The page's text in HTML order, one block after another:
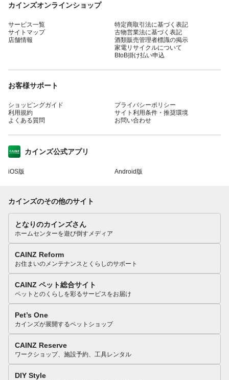
カインズオンラインショップ
サービス一覧
サイトマップ
店舗情報
特定商取引法に基づく表記
古物営業法に基づく表記
酒類販売管理者標識の掲示
家電リサイクルについて
BtoB掛け払い申込
お客様サポート
ショッピングガイド
利用規約
よくある質問
プライバシーポリシー
サイト利用条件・推奨環境
お問い合わせ
カインズ公式アプリ
iOS版 Android版
カインズのその他のサイト
となりのカインズさん
ホームセンターを遊び倒すメディア
CAINZ Reform
お住まいのメンテナンスとくらしのサポート
CAINZ ペット総合サイト
ペットとのくらしを彩るサービスをお届け
Pet’s One
カインズが展開するペットショップ
CAINZ Reserve
ワークショップ、施設予約、工具レンタル
DIY Style